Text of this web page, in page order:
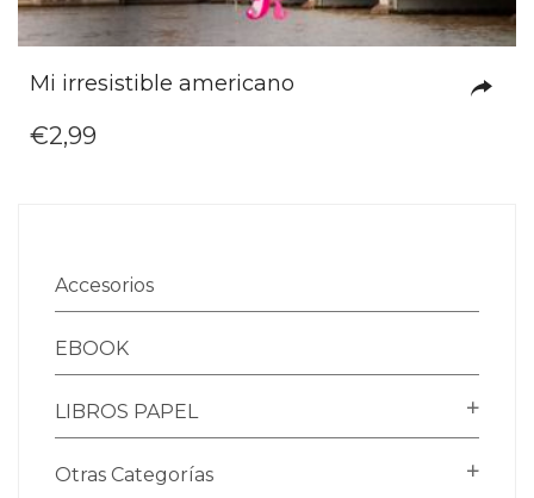
Mi irresistible americano
€2,99
Accesorios
EBOOK
LIBROS PAPEL
Otras Categorías